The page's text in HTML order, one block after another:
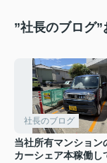
”社長のブログ
社長のブログ
当社所有マンション
カーシェア本稼働し